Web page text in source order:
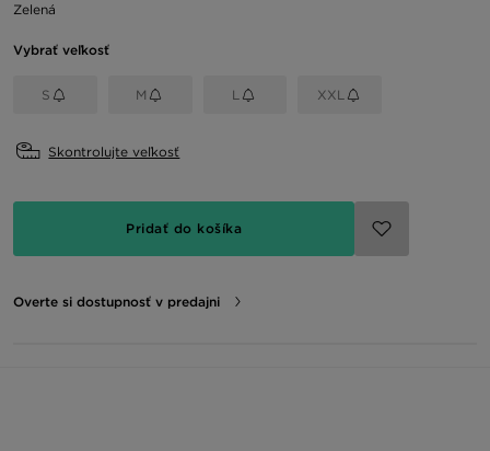
Zelená
Vybrať veľkosť
S M L XXL
Skontrolujte veľkosť
Pridať do košíka
Overte si dostupnosť v predajni